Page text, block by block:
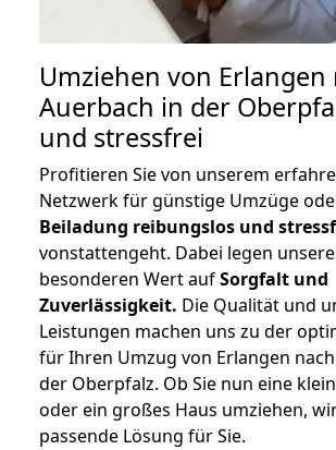
Umziehen von Erlangen
Auerbach in der
und stressfrei
Profitieren Sie von unserem
Netzwerk für günstige Umzüge
Beiladung reibungslos und
vonstattengeht. Dabei legen
besonderen Wert aufSorgfalt und
Zuverlässigkeit. Die Qualität und
Leistungen machen uns zu der
für Ihren Umzug von Erlangen
der Oberpfalz. Ob Sie nun eine
oder ein großes Haus umziehen,
passende Lösung für Sie.